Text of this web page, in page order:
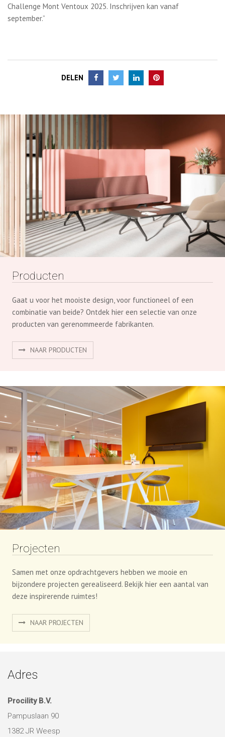
Challenge Mont Ventoux 2025. Inschrijven kan vanaf
september.”
DELEN
Producten
Gaat u voor het mooiste design, voor functioneel of een
combinatie van beide? Ontdek hier een selectie van onze
producten van gerenommeerde fabrikanten.
NAAR PRODUCTEN
Projecten
Samen met onze opdrachtgevers hebben we mooie en
bijzondere projecten gerealiseerd. Bekijk hier een aantal van
deze inspirerende ruimtes!
NAAR PROJECTEN
Adres
Procility B.V.
Pampuslaan 90
1382 JR Weesp